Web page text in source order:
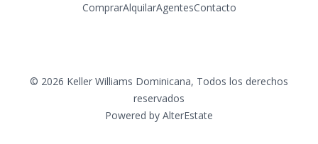
ComprarAlquilarAgentesContacto
© 2026 Keller Williams Dominicana, Todos los derechos
reservados
Powered by AlterEstate